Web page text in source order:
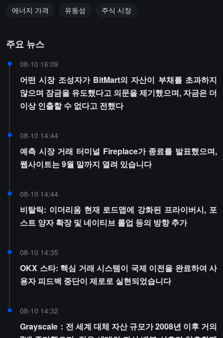
에너지 가격 유동성 주식 시장
주요 뉴스
08-10 16:09
어떤 시장 조성자가 BitMart의 자산이 부채를 초과하지
않으며 잠금을 유도했다고 의문을 제기했으며, 자금은 더
이상 인출할 수 없다고 전했다
08-10 14:44
예측 시장 거래 터미널 Fireplace가 종료를 발표했으며,
웹사이트는 9월 말까지 열려 있습니다
08-10 14:44
비탈릭: 이더리움 현재 로드맵에 강화된 프라이버시, 포
스트 양자 확장 및 네이티브 롤업 등의 방향 추가
08-10 14:35
OKX 스타: 핵심 거래 시스템이 국제 이전을 완료하여 사
용자 피드백 중단이 제로로 실현되었습니다
08-10 14:32
Grayscale：전 세계 대체 자산 규모가 2008년 이후 거의